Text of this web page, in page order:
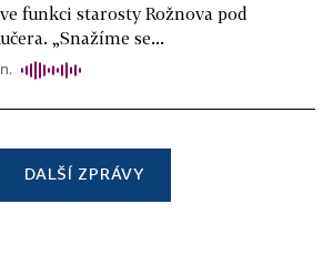
funkci starosty Rožnova pod
„Snažíme se...
DALŠÍ ZPRÁVY